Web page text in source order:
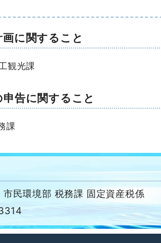
に関すること
観光課
告に関すること
課
民環境部 税務課 固定資産税係